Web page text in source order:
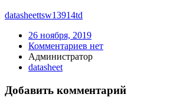
datasheettsw13914td
26 ноября, 2019
Комментариев нет
Администратор
datasheet
Добавить комментарий